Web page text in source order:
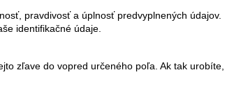
pravdivosť a úplnosť predvyplnených údajov.
identifikačné údaje.
zľave do vopred určeného poľa. Ak tak urobíte,